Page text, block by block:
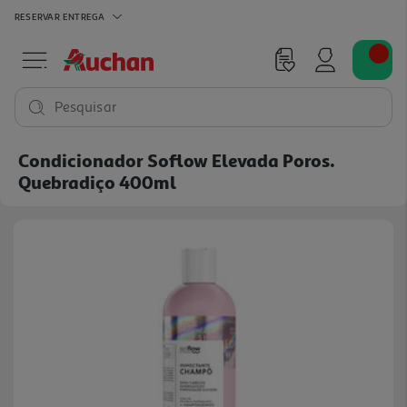
RESERVAR ENTREGA
Pesquisar
Condicionador Soflow Elevada Poros.
Quebradiço 400ml